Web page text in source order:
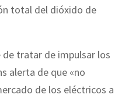
total del dióxido de
tratar de impulsar los
alerta de que «no
de los eléctricos a